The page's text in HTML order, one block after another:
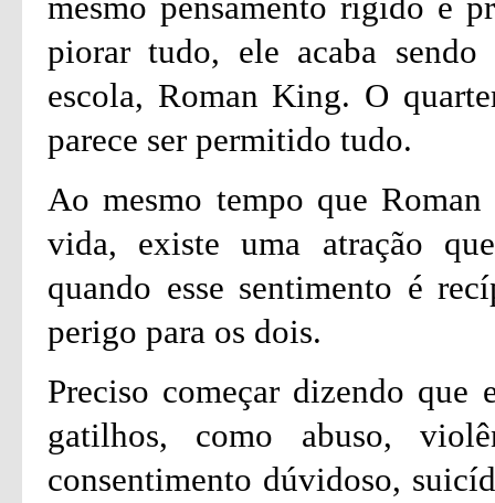
piorar tudo, ele acaba
escola, Roman King. O
parece ser permitido tudo.
Ao mesmo tempo que
vida, existe uma atração
quando esse sentimento é
perigo para os dois.
Preciso começar dizendo que
gatilhos, como abuso,
consentimento dúvidoso,